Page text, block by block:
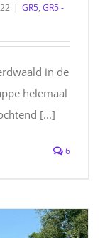
| GR5, GR5 -
in de
helemaal
[...]
6